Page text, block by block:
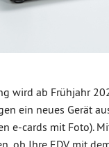
wird ab Frühjahr
ein neues Gerät
e-cards mit Foto).
ob Ihre EDV mit